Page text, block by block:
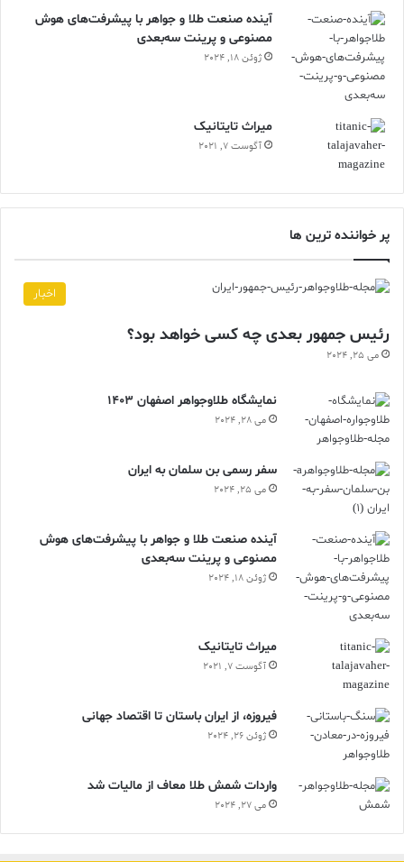
آینده صنعت طلا و جواهر با پیشرفت‌های هوش
مصنوعی و پرینت سه‌بعدی
ژوئن 18, 2024
ميراث تايتانيک
آگوست 7, 2021
پر خواننده ترین ها
اخبار
رئیس جمهور بعدی چه کسی خواهد بود؟
می 25, 2024
نمایشگاه طلاوجواهر اصفهان 1403
می 28, 2024
سفر رسمی بن سلمان به ایران
می 25, 2024
آینده صنعت طلا و جواهر با پیشرفت‌های هوش
مصنوعی و پرینت سه‌بعدی
ژوئن 18, 2024
ميراث تايتانيک
آگوست 7, 2021
فیروزه، از ایران باستان تا اقتصاد جهانی
ژوئن 26, 2024
واردات شمش طلا معاف از مالیات شد
می 27, 2024